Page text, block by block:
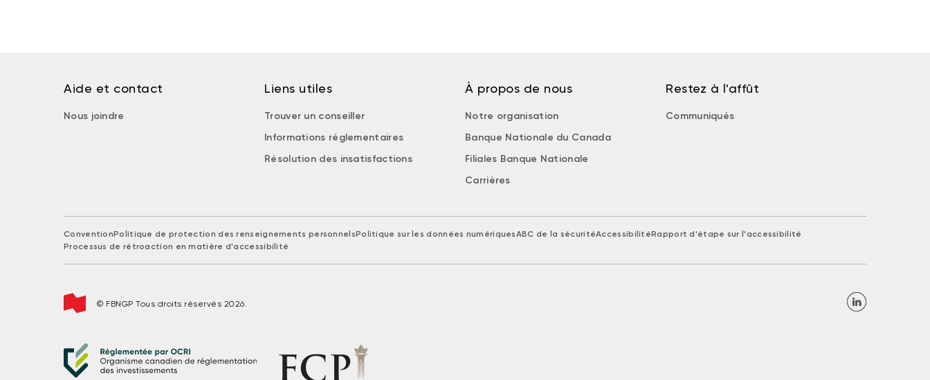
Aide et contact
Nous joindre
Liens utiles
Trouver un conseiller
Informations réglementaires
Résolution des insatisfactions
À propos de nous
Notre organisation
Banque Nationale du Canada
Filiales Banque Nationale
Carrières
Restez à l'affût
Communiqués
ConventionPolitique de protection des renseignements personnelsPolitique sur les données numériquesABC de la sécuritéAccessibilitéRapport d'étape sur l'accessibilité
Processus de rétroaction en matière d'accessibilité
© FBNGP Tous droits réservés 2026.